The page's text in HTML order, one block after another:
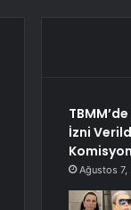
İzni
Ağustos 7,